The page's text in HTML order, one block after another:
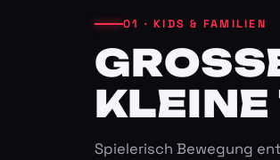
01 · KIDS & FAMILIEN
LEINE
Spielerisch Bewegung